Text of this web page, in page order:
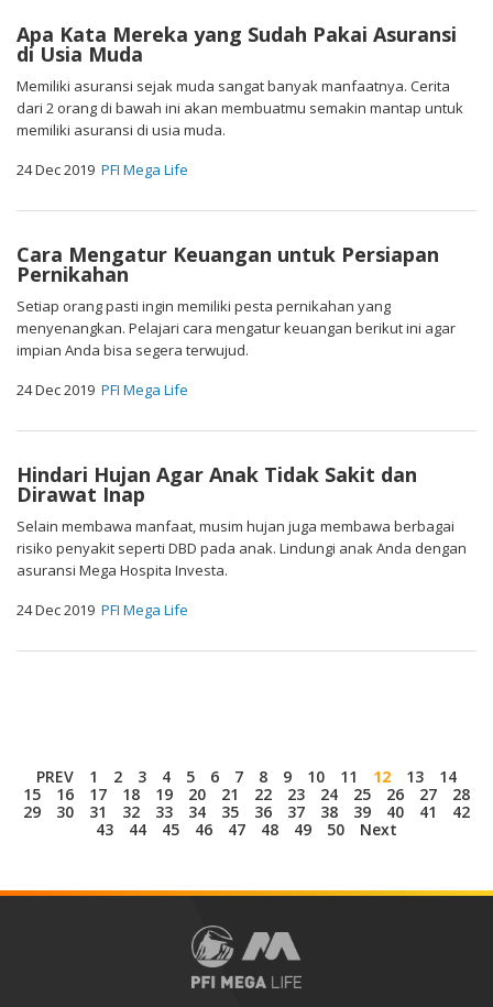
Apa Kata Mereka yang Sudah Pakai Asuransi
di Usia Muda
Memiliki asuransi sejak muda sangat banyak manfaatnya. Cerita
dari 2 orang di bawah ini akan membuatmu semakin mantap untuk
memiliki asuransi di usia muda.
24 Dec 2019 PFI Mega Life
Cara Mengatur Keuangan untuk Persiapan
Pernikahan
Setiap orang pasti ingin memiliki pesta pernikahan yang
menyenangkan. Pelajari cara mengatur keuangan berikut ini agar
impian Anda bisa segera terwujud.
24 Dec 2019 PFI Mega Life
Hindari Hujan Agar Anak Tidak Sakit dan
Dirawat Inap
Selain membawa manfaat, musim hujan juga membawa berbagai
risiko penyakit seperti DBD pada anak. Lindungi anak Anda dengan
asuransi Mega Hospita Investa.
24 Dec 2019 PFI Mega Life
PREV 1 2 3 4 5 6 7 8 9 10 11 12 13
14
15
16 17 18 19 20 21 22 23 24 25 26 27
28
29
30 31 32 33 34 35 36 37 38 39 40 41
42
43
44 45 46 47 48 49 50 Next